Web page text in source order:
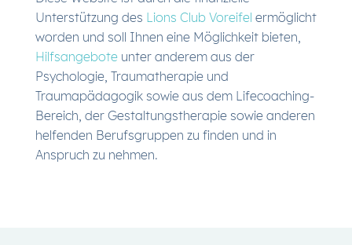
Unterstützung des Lions Club Voreifel ermöglicht
worden und soll Ihnen eine Möglichkeit bieten,
Hilfsangeboteunter anderem aus der
Psychologie, Traumatherapie und
Traumapädagogik sowie aus dem Lifecoaching-
Bereich, der Gestaltungstherapie sowie anderen
helfenden Berufsgruppen zu finden und in
Anspruch zu nehmen.